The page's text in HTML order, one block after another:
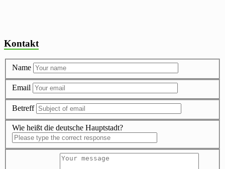
Kontakt
Name
Email
Betreff
Wie heißt die deutsche Hauptstadt?